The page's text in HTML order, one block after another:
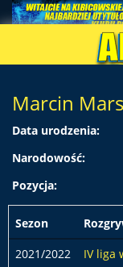
Marcin
Data urodzenia:
Narodowość:
Pozycja:
Sezon
2021/2022
IV liga